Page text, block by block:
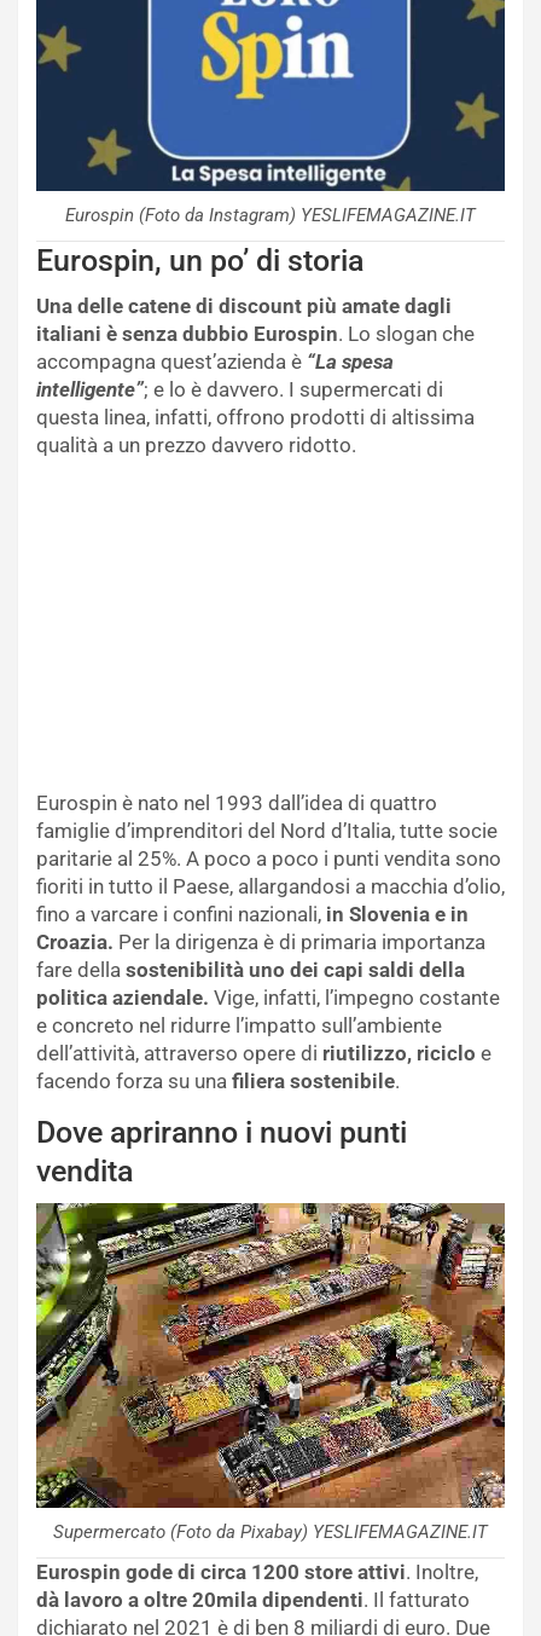
Eurospin (Foto da Instagram) YESLIFEMAGAZINE.IT
Eurospin, un po’ di storia
Una delle catene di discount più amate dagli
italiani è senza dubbio Eurospin. Lo slogan che
accompagna quest’azienda è “La spesa
intelligente”; e lo è davvero. I supermercati di
questa linea, infatti, offrono prodotti di altissima
qualità a un prezzo davvero ridotto.
Eurospin è nato nel 1993 dall’idea di quattro
famiglie d’imprenditori del Nord d’Italia, tutte socie
paritarie al 25%. A poco a poco i punti vendita sono
fioriti in tutto il Paese, allargandosi a macchia d’olio,
fino a varcare i confini nazionali, in Slovenia e in
Croazia. Per la dirigenza è di primaria importanza
fare della sostenibilità uno dei capi saldi della
politica aziendale. Vige, infatti, l’impegno costante
e concreto nel ridurre l’impatto sull’ambiente
dell’attività, attraverso opere di riutilizzo, riciclo e
facendo forza su una filiera sostenibile.
Dove apriranno i nuovi punti
vendita
Supermercato (Foto da Pixabay) YESLIFEMAGAZINE.IT
Eurospin gode di circa 1200 store attivi. Inoltre,
dà lavoro a oltre 20mila dipendenti. Il fatturato
dichiarato nel 2021 è di ben 8 miliardi di euro. Due